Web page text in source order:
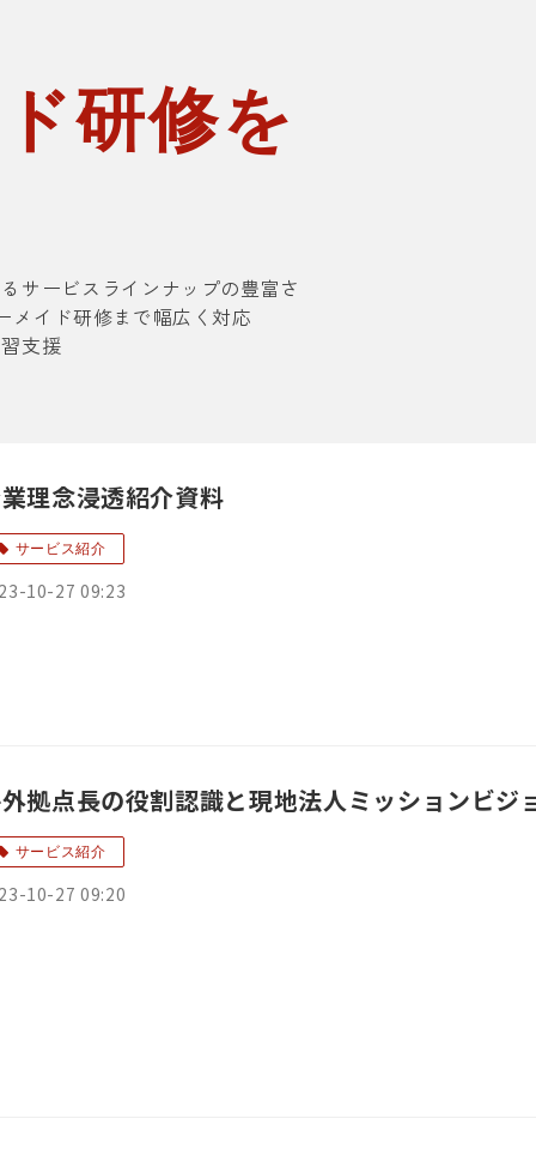
研修を
ービスラインナップの豊富さ
イド研修まで幅広く対応
支援
理念浸透紹介資料
サービス紹介
10-27 09:23
拠点長の役割認識と現地法人ミッションビジ
サービス紹介
10-27 09:20